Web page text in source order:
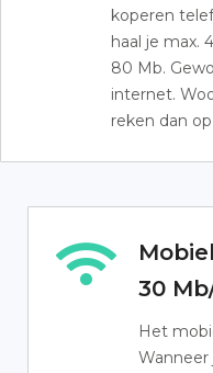
koperen
haal je max.
80 Mb.
internet.
reken dan
30
Het